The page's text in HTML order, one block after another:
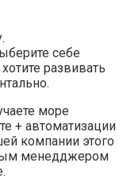
себе
развивать
море
+ автоматизации
компании этого
менедджером